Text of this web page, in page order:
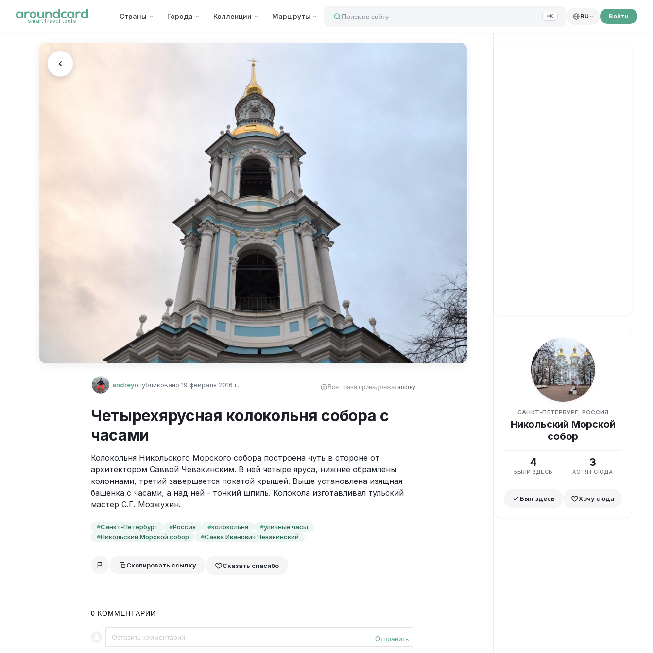
smart travel tools
Страны Города Коллекции Маршруты Поиск по сайту ⌘K RU Войти
andreyопубликовано 19 февраля 2016 г. Все права принадлежатandrey
Четырехярусная колокольня собора с
часами
Колокольня Никольского Морского собора построена чуть в стороне от
архитектором Саввой Чевакинским. В ней четыре яруса, нижние обрамлены
колоннами, третий завершается покатой крышей. Выше установлена изящная
башенка с часами, а над ней - тонкий шпиль. Колокола изготавливал тульский
мастер С.Г. Мозжухин.
#Санкт-Петербург #Россия #колокольня #уличные часы
#Никольский Морской собор #Савва Иванович Чевакинский
Скопировать ссылку Сказать спасибо
0 КОММЕНТАРИИ
Отправить
САНКТ-ПЕТЕРБУРГ, РОССИЯ
Никольский Морской
собор
4
БЫЛИ ЗДЕСЬ
3
ХОТЯТ СЮДА
Был здесь Хочу сюда